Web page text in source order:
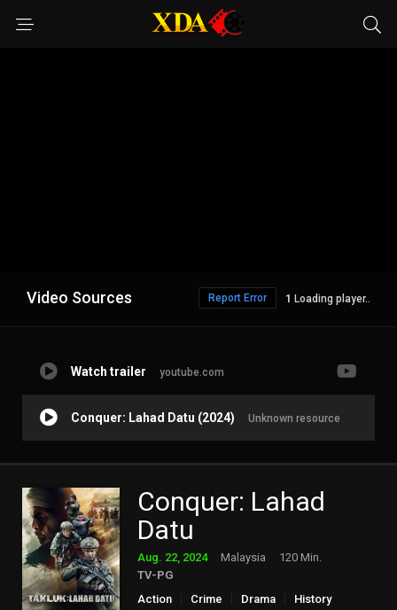
Video Sources Loading player..
Report Error
Watch trailer youtube.com
Conquer: Lahad Datu (2024) Unknown resource
Conquer: Lahad
Datu
Aug. 22, 2024 Malaysia
120 Min.
TV-PG
Action
Crime Drama
History